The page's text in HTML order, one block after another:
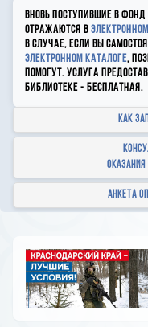
Вновь поступившие в
отражаются в
В случае, если вы
электронном каталоге,
помогут. Услуга
библиотеке - бесплатная.
Как
оказания
Анкета